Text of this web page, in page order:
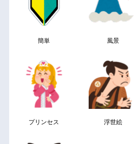
簡単 風景
プリンセス 浮世絵